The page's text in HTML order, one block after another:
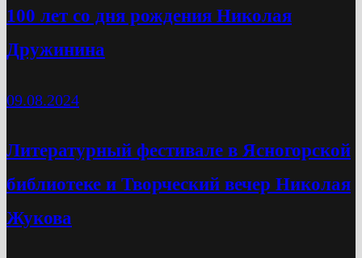
100 лет со дня рождения Николая
Дружинина
09.08.2024
Литературный фестивале в Ясногорской
библиотеке и Творческий вечер Николая
Жукова